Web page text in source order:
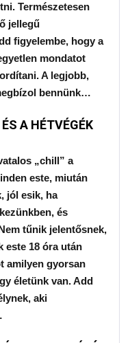
Természetesen
jellegű
figyelembe, hogy a
mondatot
A legjobb,
bennünk…
A HÉTVÉGÉK
„chill” a
este, miután
jól esik, ha
és
tűnik jelentősnek,
este 18 óra után
amilyen gyorsan
életünk van. Add
aki